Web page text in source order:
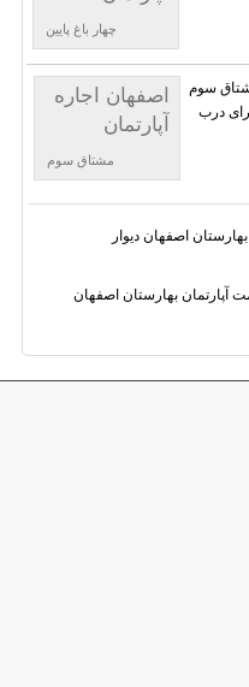
چهار باغ پایین
اصفهان اجاره
آپارتمان
مشتاق سوم
آپارتمان ۱۲۵ متری منطقه ۴ مشتاق سوم
درب
بهارستان اصفهان دیوار
آپارتمان بهارستان اصفهان